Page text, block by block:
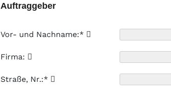
Auftraggeber
Vor- und Nachname:*
Firma:
Straße, Nr.:*